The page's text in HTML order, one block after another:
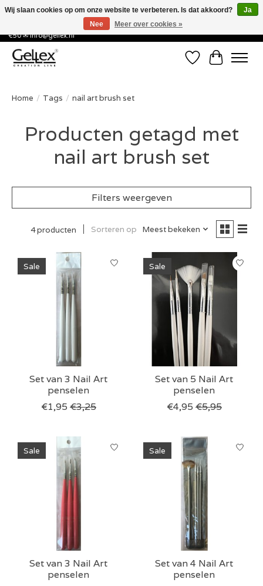
✅ Voor 15:00 besteld, de volgende werkdag in huis! ✅ Gratis verzenden vanaf
€50 ✉info@gellex.nl
Verlanglijst
Home / Tags / nail art brush set
Producten getagd met
nail art brush set
Filters weergeven
4 producten Sorteren op Meest bekeken
Sale
Set van 3 Nail Art
penselen
€1,95 €3,25
Sale
Set van 5 Nail Art
penselen
€4,95 €5,95
Sale
Set van 3 Nail Art
penselen
Sale
Set van 4 Nail Art
penselen
Wij slaan cookies op om onze website te verbeteren. Is dat akkoord?
Ja
Nee
Meer over cookies »